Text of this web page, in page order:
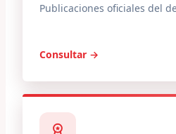
Publicaciones oficiales del
Consultar →